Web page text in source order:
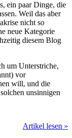
ein paar Dinge, die
Weil das aber
nicht so
neue Kategorie
diesem Blog
um Unterstriche,
vor
will, und die
unsinnigen
Artikel lesen »